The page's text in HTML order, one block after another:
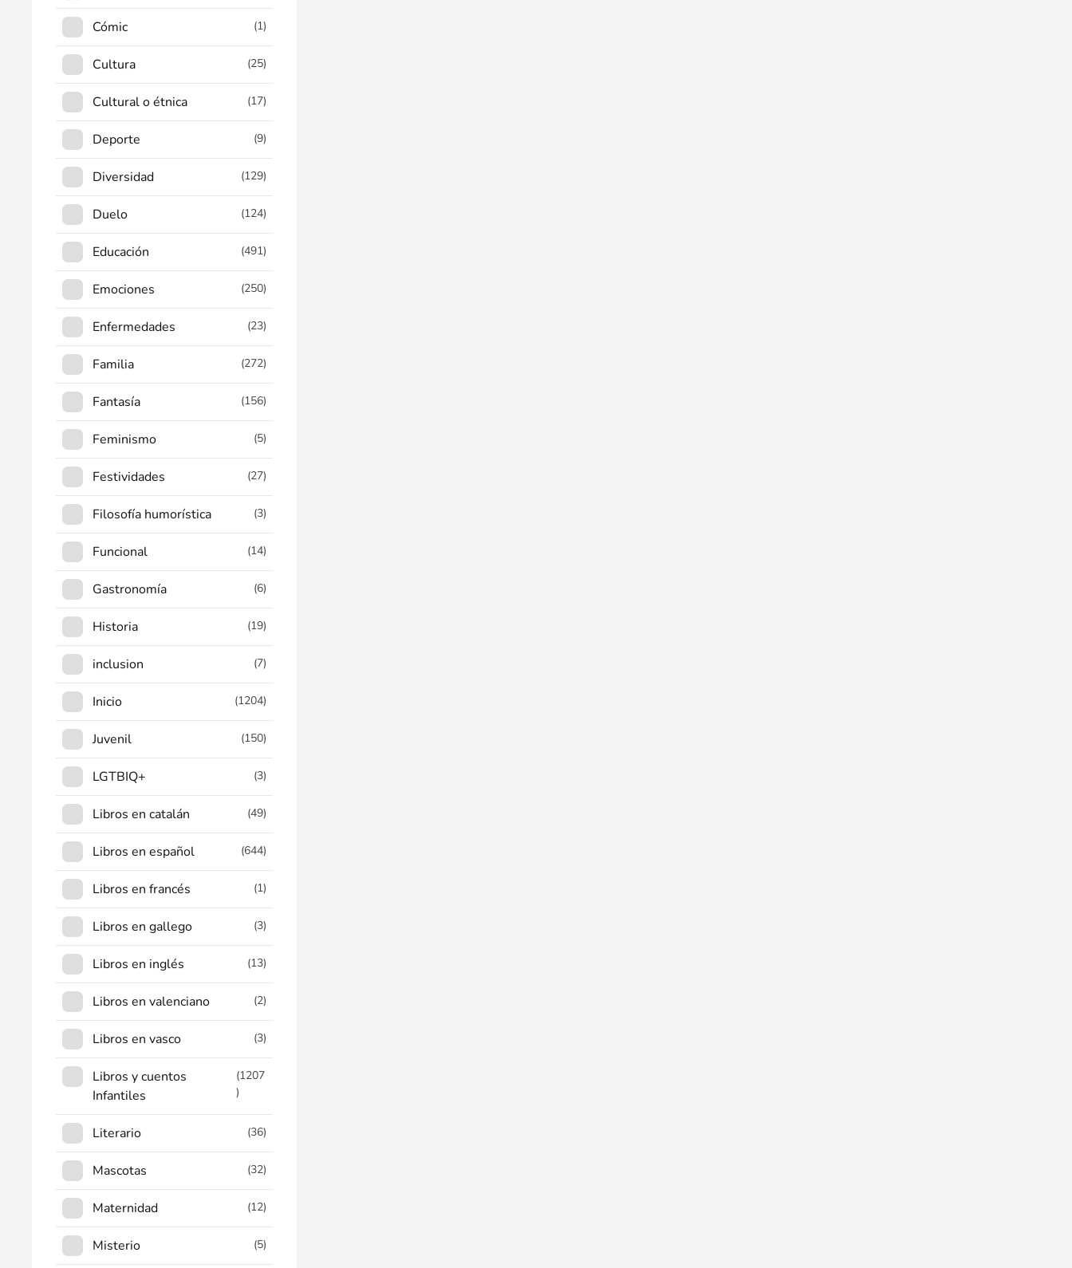
Cómic (1)
Cultura (25)
Cultural o étnica (17)
Deporte (9)
Diversidad (129)
Duelo (124)
Educación (491)
Emociones (250)
Enfermedades (23)
Familia (272)
Fantasía (156)
Feminismo (5)
Festividades (27)
Filosofía humorística (3)
Funcional (14)
Gastronomía (6)
Historia (19)
inclusion (7)
Inicio (1204)
Juvenil (150)
LGTBIQ+ (3)
Libros en catalán (49)
Libros en español (644)
Libros en francés (1)
Libros en gallego (3)
Libros en inglés (13)
Libros en valenciano (2)
Libros en vasco (3)
Libros y cuentos
Infantiles
(1207
)
Literario (36)
Mascotas (32)
Maternidad (12)
Misterio (5)